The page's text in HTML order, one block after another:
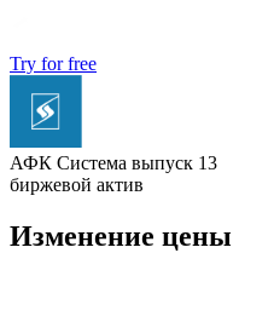
Try for free
АФК Система выпуск 13
биржевой актив
Изменение цены